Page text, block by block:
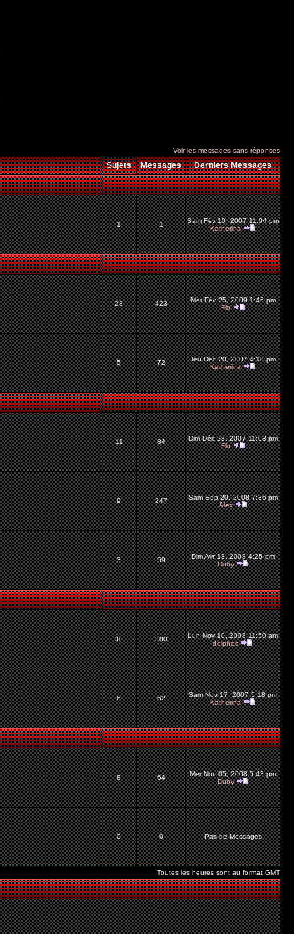
Voir les messages sans réponses
Sujets Messages
Derniers Messages
1 1
Sam Fév 10, 2007 11:04 pm
Katherina
28 423
Mer Fév 25, 2009 1:46 pm
Flo
5 72
Jeu Déc 20, 2007 4:18 pm
Katherina
11 84
Dim Déc 23, 2007 11:03 pm
Flo
9 247
Sam Sep 20, 2008 7:36 pm
Alex
3 59
Dim Avr 13, 2008 4:25 pm
Duby
30 380
Lun Nov 10, 2008 11:50 am
delphes
6 62
Sam Nov 17, 2007 5:18 pm
Katherina
8 64
Mer Nov 05, 2008 5:43 pm
Duby
0 0 Pas de Messages
Toutes les heures sont au format GMT